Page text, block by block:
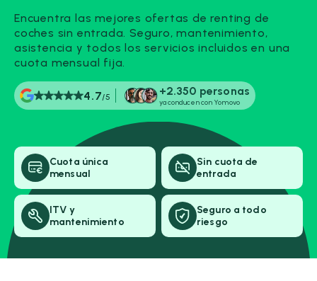
Encuentra las mejores ofertas de renting de
coches sin entrada. Seguro, mantenimiento,
asistencia y todos los servicios incluidos en una
cuota mensual fija.
4.7/5 +2.350 personas
ya conducen con Yomovo
Cuota única
mensual
Sin cuota de
entrada
ITV y
mantenimiento
Seguro a todo
riesgo
Carrocería
Marca
Combustible
Cambio